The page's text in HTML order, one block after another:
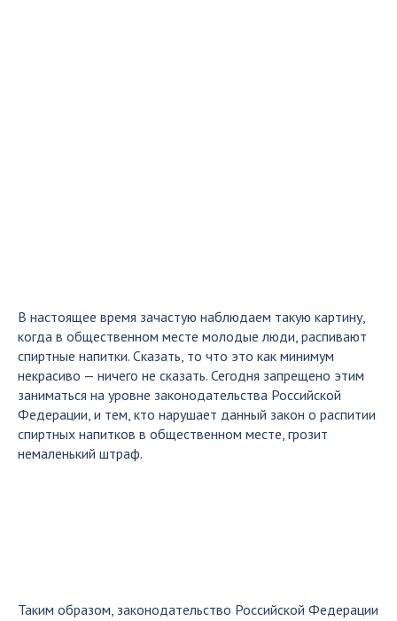
В настоящее время зачастую наблюдаем такую картину,
когда в общественном месте молодые люди, распивают
спиртные напитки. Сказать, то что это как минимум
некрасиво — ничего не сказать. Сегодня запрещено этим
заниматься на уровне законодательства Российской
Федерации, и тем, кто нарушает данный закон о распитии
спиртных напитков в общественном месте, грозит
немаленький штраф.
Таким образом, законодательство Российской Федерации